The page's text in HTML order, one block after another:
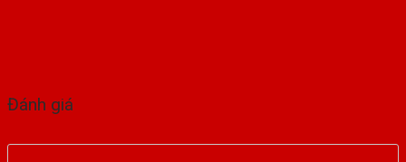
Đánh giá